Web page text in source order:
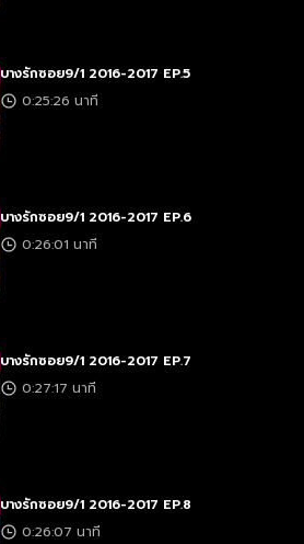
บางรักซอย9/1 2016-2017 EP.5
0:25:26 นาที
บางรักซอย9/1 2016-2017 EP.6
0:26:01 นาที
บางรักซอย9/1 2016-2017 EP.7
0:27:17 นาที
บางรักซอย9/1 2016-2017 EP.8
0:26:07 นาที